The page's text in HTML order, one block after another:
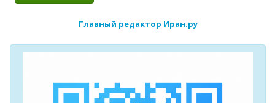
Главный редактор Иран.ру